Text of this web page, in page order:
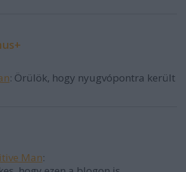
: Örülök, hogy nyugvópontra került
Man: